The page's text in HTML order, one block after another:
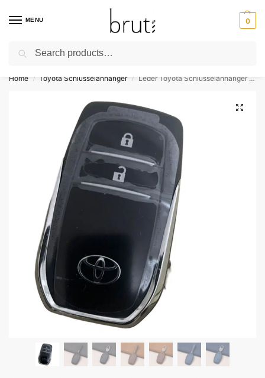
MENU 0
⚡ Kostenloser Versand über 50 €
Home / Toyota Schlüsselanhänger / Leder Toyota Schlüsselanhänger Für Prius Camry Corolla RAV4 Land Cruiser Prado